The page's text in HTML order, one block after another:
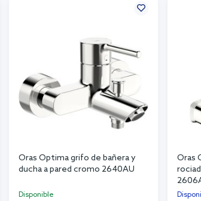
Oras Optima grifo de bañera y
ducha a pared cromo 2640AU
Disponible
Oras